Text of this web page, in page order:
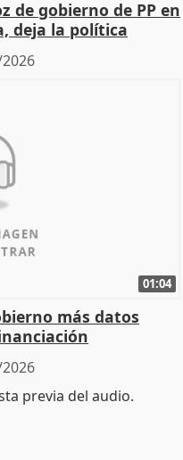
de gobierno de PP en
deja la política
01:04
más datos